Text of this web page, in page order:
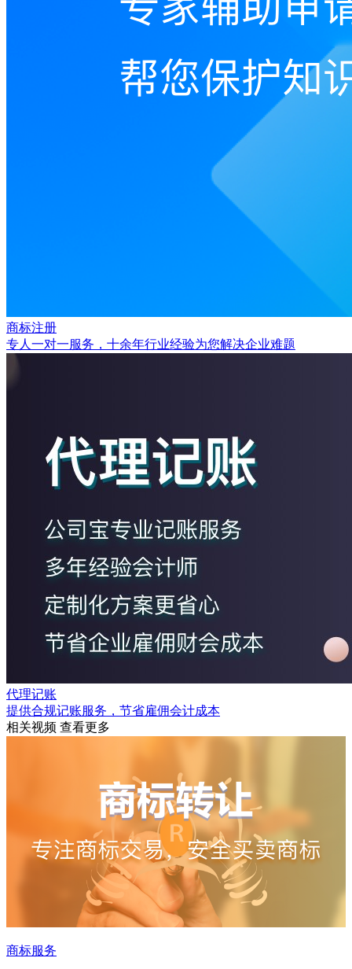
商标注册
专人一对一服务，十余年行业经验为您解决企业难题
代理记账
提供合规记账服务，节省雇佣会计成本
相关视频 查看更多
商标服务